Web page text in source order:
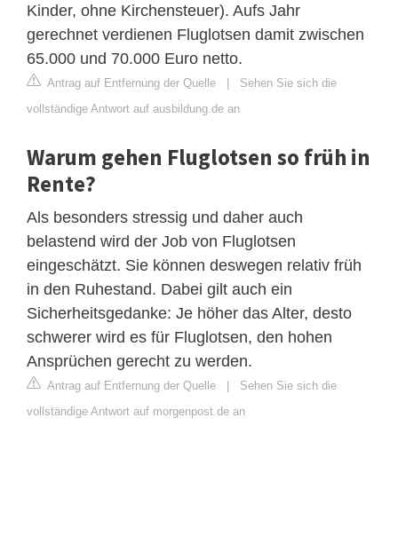
Kinder, ohne Kirchensteuer). Aufs Jahr
gerechnet verdienen Fluglotsen damit zwischen
65.000 und 70.000 Euro netto.
Antrag auf Entfernung der Quelle | Sehen Sie sich die
vollständige Antwort auf ausbildung.de an
Warum gehen Fluglotsen so früh in
Rente?
Als besonders stressig und daher auch
belastend wird der Job von Fluglotsen
eingeschätzt. Sie können deswegen relativ früh
in den Ruhestand. Dabei gilt auch ein
Sicherheitsgedanke: Je höher das Alter, desto
schwerer wird es für Fluglotsen, den hohen
Ansprüchen gerecht zu werden.
Antrag auf Entfernung der Quelle | Sehen Sie sich die
vollständige Antwort auf morgenpost.de an